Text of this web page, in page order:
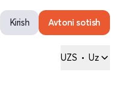
Kirish Avtoni sotish
UZS • Uz